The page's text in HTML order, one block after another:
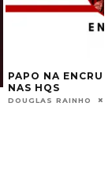
PAPO NA
NAS HQS
DOUGLAS RAINHO